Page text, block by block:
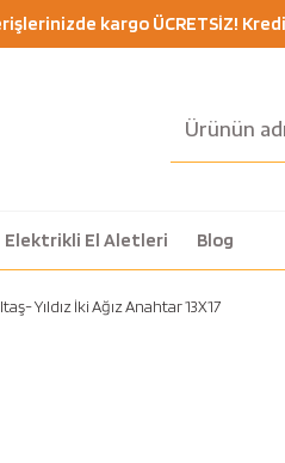
kargo ÜCRETSİZ!
Elektrikli El Aletleri Blog